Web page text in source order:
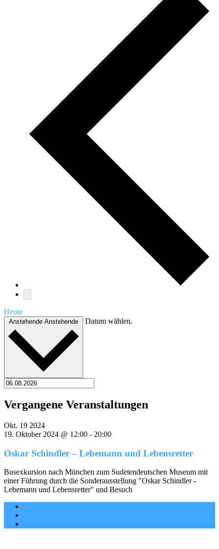
Heute
Anstehende Anstehende Datum wählen.
Vergangene Veranstaltungen
Okt. 19 2024
19. Oktober 2024 @ 12:00 - 20:00
Oskar Schindler – Lebemann und Lebensretter
Busexkursion nach München zum Sudetendeutschen Museum mit
einer Führung durch die Sonderausstellung "Oskar Schindler -
Lebemann und Lebensretter" und Besuch